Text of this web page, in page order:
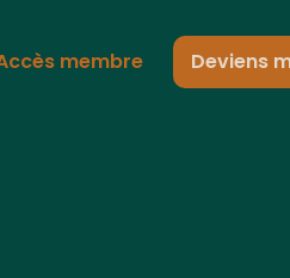
membre Deviens